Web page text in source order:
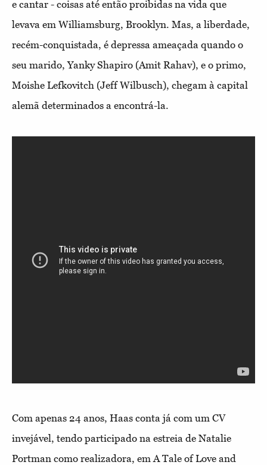
e cantar - coisas até então proibidas na vida que
levava em Williamsburg, Brooklyn. Mas, a liberdade,
recém-conquistada, é depressa ameaçada quando o
seu marido, Yanky Shapiro (Amit Rahav), e o primo,
Moishe Lefkovitch (Jeff Wilbusch), chegam à capital
alemã determinados a encontrá-la.
Com apenas 24 anos, Haas conta já com um CV
invejável, tendo participado na estreia de Natalie
Portman como realizadora, em A Tale of Love and